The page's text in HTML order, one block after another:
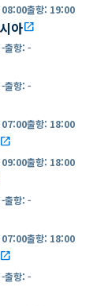
08:00출항: 19:00
아open_in_new
-출항: -
-출항: -
07:00출항: 18:00
open_in_new
09:00출항: 18:00
-출항: -
07:00출항: 18:00
open_in_new
-출항: -